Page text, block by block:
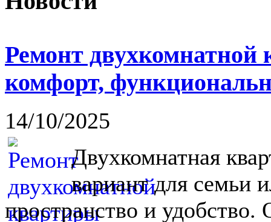
Ремонт
комфорт,
14/10/2025
Двухкомнатная
вариант для семьи
пространство и